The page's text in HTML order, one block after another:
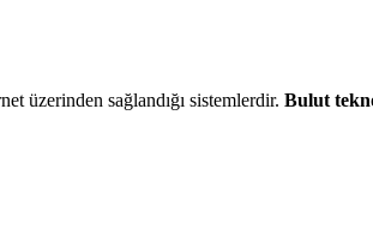
üzerinden sağlandığı sistemlerdir. Bulut